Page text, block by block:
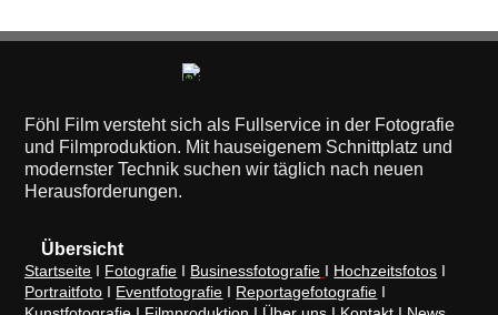
Föhl Film versteht sich als Fullservice in der Fotografie
und Filmproduktion. Mit hauseigenem Schnittplatz und
modernster Technik suchen wir täglich nach neuen
Herausforderungen.
Übersicht
Startseite I Fotografie I Businessfotografie I Hochzeitsfotos I
Portraitfoto I Eventfotografie I Reportagefotografie I